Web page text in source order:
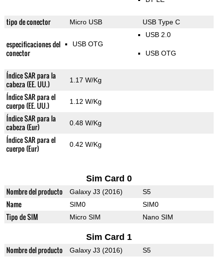
tipo de conector Micro USB USB Type C
especificaciones del
conector
USB OTG
USB 2.0
USB OTG
Índice SAR para la
cabeza (EE. UU.)
1.17 W/Kg
Índice SAR para el
cuerpo (EE. UU.)
1.12 W/Kg
Índice SAR para la
cabeza (Eur)
0.48 W/Kg
Índice SAR para el
cuerpo (Eur)
0.42 W/Kg
Sim Card 0
Nombre del producto Galaxy J3 (2016) S5
Name SIM0 SIM0
Tipo de SIM Micro SIM Nano SIM
Sim Card 1
Nombre del producto Galaxy J3 (2016) S5